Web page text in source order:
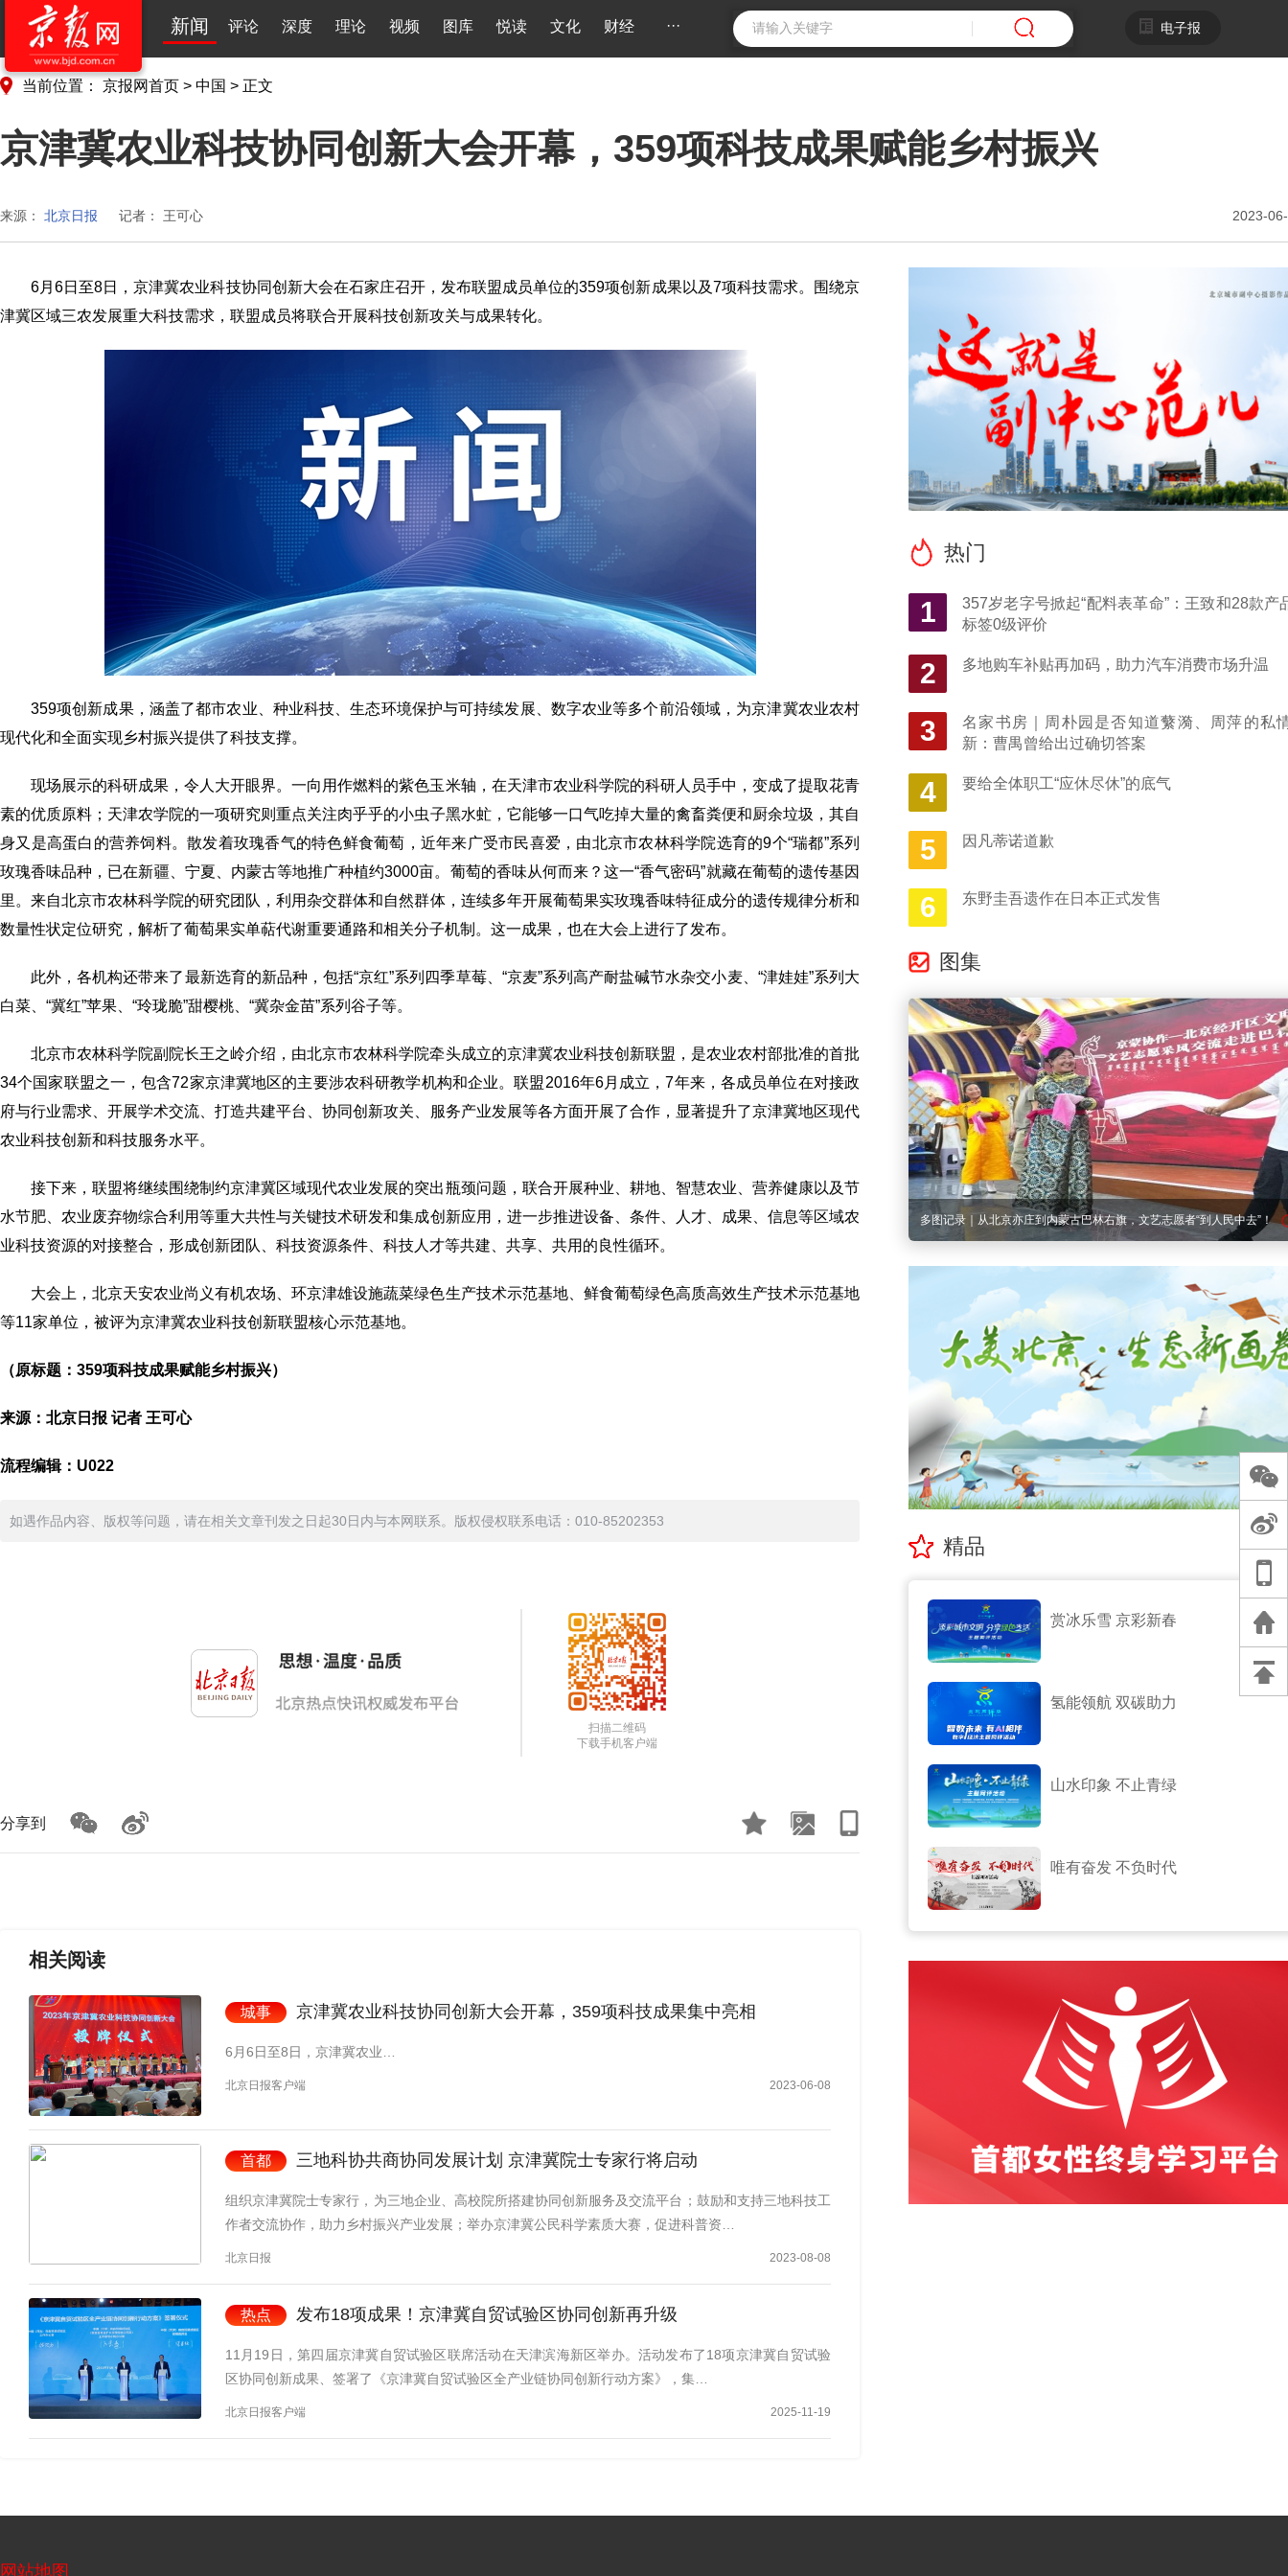
新闻 评论 深度 理论 视频 图库 悦读 文化 财经 ··· 电子报
当前位置： 京报网首页 > 中国 > 正文
京津冀农业科技协同创新大会开幕，359项科技成果赋能乡村振兴
来源： 北京日报 记者： 王可心 2023-
6月6日至8日，京津冀农业科技协同创新大会在石家庄召开，发布联盟成员单位的359项创新成果以及7项科技需求。围绕京
津冀区域三农发展重大科技需求，联盟成员将联合开展科技创新攻关与成果转化。
359项创新成果，涵盖了都市农业、种业科技、生态环境保护与可持续发展、数字农业等多个前沿领域，为京津冀农业农村
现代化和全面实现乡村振兴提供了科技支撑。
现场展示的科研成果，令人大开眼界。一向用作燃料的紫色玉米轴，在天津市农业科学院的科研人员手中，变成了提取花青
素的优质原料；天津农学院的一项研究则重点关注肉乎乎的小虫子黑水虻，它能够一口气吃掉大量的禽畜粪便和厨余垃圾，其自
身又是高蛋白的营养饲料。散发着玫瑰香气的特色鲜食葡萄，近年来广受市民喜爱，由北京市农林科学院选育的9个“瑞都”系列
玫瑰香味品种，已在新疆、宁夏、内蒙古等地推广种植约3000亩。葡萄的香味从何而来？这一“香气密码”就藏在葡萄的遗传基因
里。来自北京市农林科学院的研究团队，利用杂交群体和自然群体，连续多年开展葡萄果实玫瑰香味特征成分的遗传规律分析和
数量性状定位研究，解析了葡萄果实单萜代谢重要通路和相关分子机制。这一成果，也在大会上进行了发布。
此外，各机构还带来了最新选育的新品种，包括“京红”系列四季草莓、“京麦”系列高产耐盐碱节水杂交小麦、“津娃娃”系列大
白菜、“冀红”苹果、“玲珑脆”甜樱桃、“冀杂金苗”系列谷子等。
北京市农林科学院副院长王之岭介绍，由北京市农林科学院牵头成立的京津冀农业科技创新联盟，是农业农村部批准的首批
34个国家联盟之一，包含72家京津冀地区的主要涉农科研教学机构和企业。联盟2016年6月成立，7年来，各成员单位在对接政
府与行业需求、开展学术交流、打造共建平台、协同创新攻关、服务产业发展等各方面开展了合作，显著提升了京津冀地区现代
农业科技创新和科技服务水平。
接下来，联盟将继续围绕制约京津冀区域现代农业发展的突出瓶颈问题，联合开展种业、耕地、智慧农业、营养健康以及节
水节肥、农业废弃物综合利用等重大共性与关键技术研发和集成创新应用，进一步推进设备、条件、人才、成果、信息等区域农
业科技资源的对接整合，形成创新团队、科技资源条件、科技人才等共建、共享、共用的良性循环。
大会上，北京天安农业尚义有机农场、环京津雄设施蔬菜绿色生产技术示范基地、鲜食葡萄绿色高质高效生产技术示范基地
等11家单位，被评为京津冀农业科技创新联盟核心示范基地。
（原标题：359项科技成果赋能乡村振兴）
来源：北京日报 记者 王可心
流程编辑：U022
如遇作品内容、版权等问题，请在相关文章刊发之日起30日内与本网联系。版权侵权联系电话：010-85202353
扫描二维码
下载手机客户端
分享到
相关阅读
城事 京津冀农业科技协同创新大会开幕，359项科技成果集中亮相
6月6日至8日，京津冀农业…
北京日报客户端 2023-06-08
首都 三地科协共商协同发展计划 京津冀院士专家行将启动
组织京津冀院士专家行，为三地企业、高校院所搭建协同创新服务及交流平台；鼓励和支持三地科技工
作者交流协作，助力乡村振兴产业发展；举办京津冀公民科学素质大赛，促进科普资…
北京日报 2023-08-08
热点 发布18项成果！京津冀自贸试验区协同创新再升级
11月19日，第四届京津冀自贸试验区联席活动在天津滨海新区举办。活动发布了18项京津冀自贸试验
区协同创新成果、签署了《京津冀自贸试验区全产业链协同创新行动方案》，集…
北京日报客户端 2025-11-19
热门
1
357岁老字号掀起“配料表革命”：王致和28款产
标签0级评价
2 多地购车补贴再加码，助力汽车消费市场升温
3
名家书房｜周朴园是否知道蘩漪、周萍的私
新：曹禺曾给出过确切答案
4 要给全体职工“应休尽休”的底气
5 因凡蒂诺道歉
6 东野圭吾遗作在日本正式发售
图集
多图记录｜从北京亦庄到内蒙古巴林右旗，文艺志愿者“到人民中去”！ 在城市醒来之前，朝霞已留下绚烂的浪漫
精品
赏冰乐雪 京彩新春
氢能领航 双碳助力
山水印象 不止青绿
唯有奋发 不负时代
网站地图